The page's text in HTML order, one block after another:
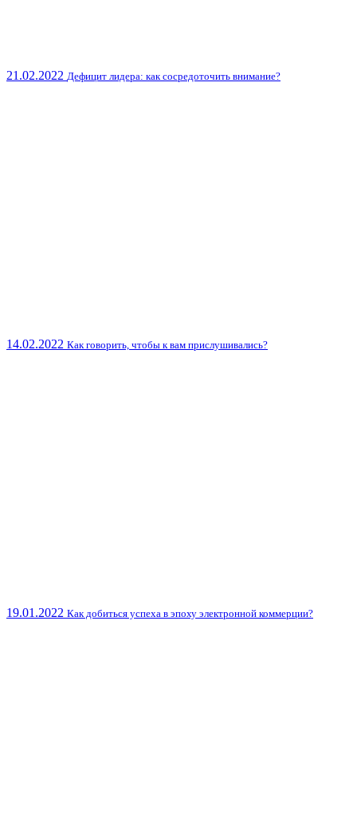
21.02.2022 Дефицит лидера: как сосредоточить внимание?
14.02.2022 Как говорить, чтобы к вам прислушивались?
19.01.2022 Как добиться успеха в эпоху электронной коммерции?